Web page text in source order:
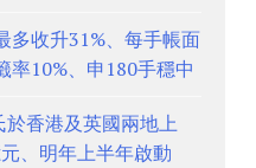
多收升31%、每手帳面
10%、申180手穩中
香港及英國兩地上
、明年上半年啟動